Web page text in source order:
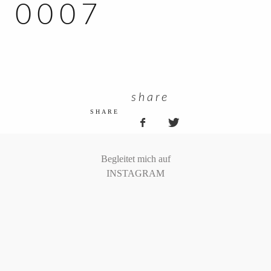
KUNDEN ZUGANG
0007
SHARE
share
Begleitet mich auf
INSTAGRAM